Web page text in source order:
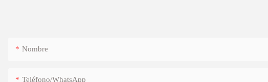
Nombre
Teléfono/WhatsApp